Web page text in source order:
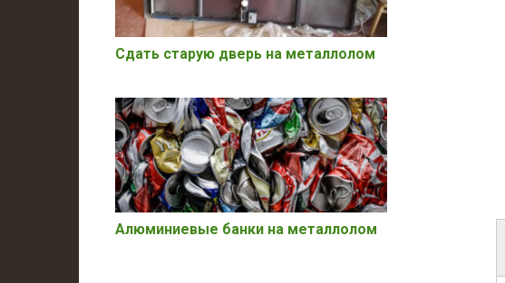
Сдать старую дверь на металлолом
Алюминиевые банки на металлолом